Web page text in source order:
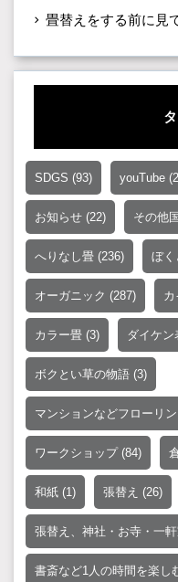
畳替えをする前に見
SDGS (93) youTube
お知らせ (22) その他
へりなし畳 (236) ぼく
オーガニック (287)
カラー畳 (3) ダイケン
ボクとい草の物語 (3)
マンションなどフローリ
ワークショップ(84)
和紙 (1) 張替え (26)
張替え、神社・お寺・一
書斎など1人の時間を楽し